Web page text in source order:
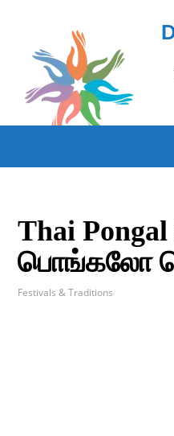
Thai Pongal
பொங்கலோ
Festivals & Traditions